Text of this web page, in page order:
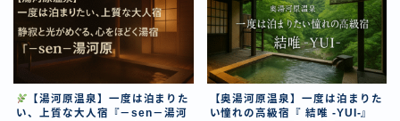
【湯河原温泉】一度は泊まりた
い、上質な大人宿『－sen－湯河
【奥湯河原温泉】一度は泊まりた
い憧れの高級宿『 結唯 -YUI-』